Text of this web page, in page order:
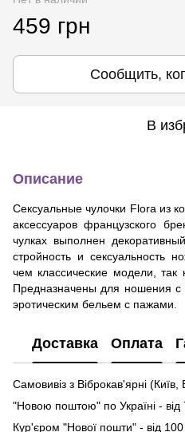
459 грн
Сообщить,
В
Описание
Сексуальные чулочки Flora из
аксессуаров французского
чулках выполнен
стройность и сексуальность
чем классические модели, так
Предназначены для ношения с
эротическим бельем с пажами.
Доставка Оплата
Самовивіз з Віброкав'ярні
"Новою поштою" по Україні - від
Кур'єром "Нової пошти" - від 100